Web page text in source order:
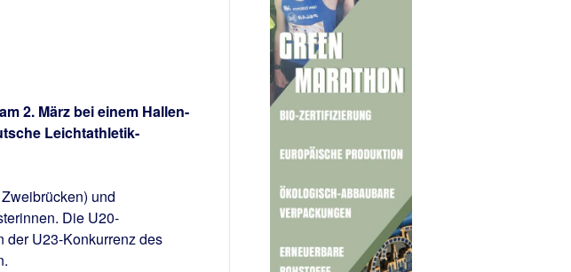
2. März bei einem Hallen-
Leichtathletik-
und
Die U20-
der U23-Konkurrenz des